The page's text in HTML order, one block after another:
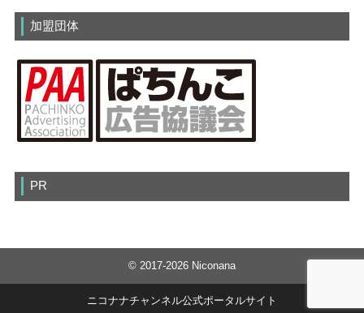
加盟団体
PR
© 2017-2026 Niconana
ニコナナチャンネル公式ポータルサイト